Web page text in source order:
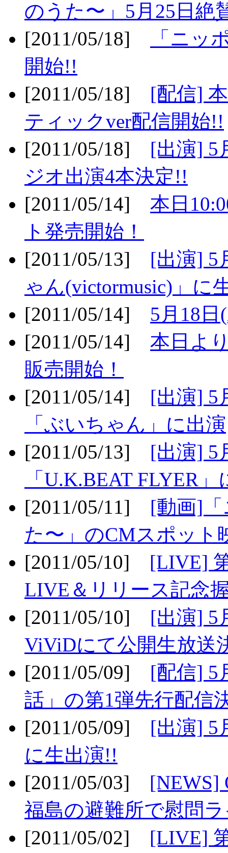
のうた〜」5月25日絶
[2011/05/18]
「ニッ
開始!!
[2011/05/18] [配信]
ティックver配信開始!!
[2011/05/18] [出演] 5
ジオ出演4本決定!!
[2011/05/14] 本日
ト発売開始！
[2011/05/13] [出演] 5
ゃん(victormusic)」に
[2011/05/14] 5月18
[2011/05/14] 本日よ
販売開始！
[2011/05/14] [出演] 5
「ぶいちゃん」に出演
[2011/05/13] [出演] 5
「U.K.BEAT FLYER
[2011/05/11] [動画]
た〜」のCMスポット
[2011/05/10] [LIVE]
LIVE＆リリース記念
[2011/05/10] [出演] 5
ViViDにて公開生放送
[2011/05/09] [配信] 5
話」の第1弾先行配信
[2011/05/09] [出演] 5
に生出演!!
[2011/05/03] [NEWS]
福島の避難所で慰問
[2011/05/02] [LIVE]